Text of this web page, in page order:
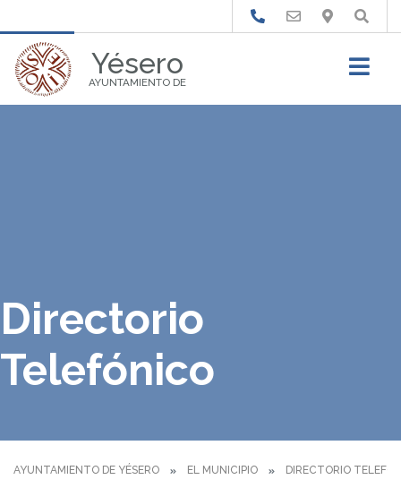
Yésero
AYUNTAMIENTO DE
Buscar
Directorio
Telefónico
AYUNTAMIENTO DE YÉSERO EL MUNICIPIO DIRECTORIO